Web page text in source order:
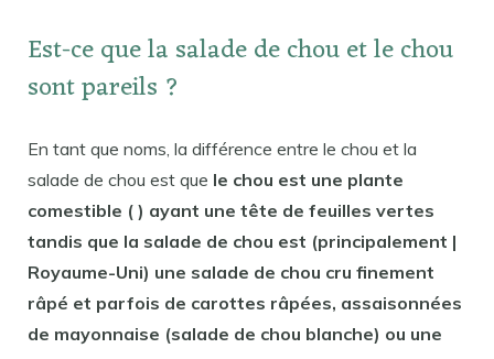
Est-ce que la salade de chou et le chou
sont pareils ?
En tant que noms, la différence entre le chou et la
salade de chou est que le chou est une plante
comestible ( ) ayant une tête de feuilles vertes
tandis que la salade de chou est (principalement |
Royaume-Uni) une salade de chou cru finement
râpé et parfois de carottes râpées, assaisonnées
de mayonnaise (salade de chou blanche) ou une